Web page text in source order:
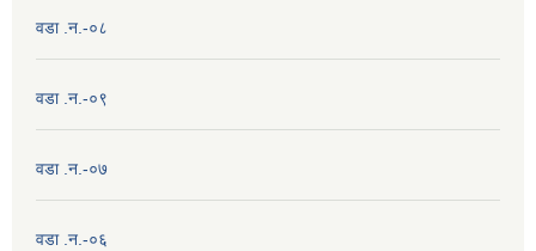
वडा .न.-०८
वडा .न.-०९
वडा .न.-०७
वडा .न.-०६